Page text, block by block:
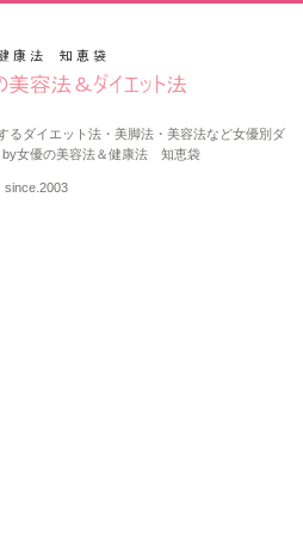
るダイエット法・美脚法・美容法など女優別ダ
by女優の美容法＆健康法 知恵袋
since.2003